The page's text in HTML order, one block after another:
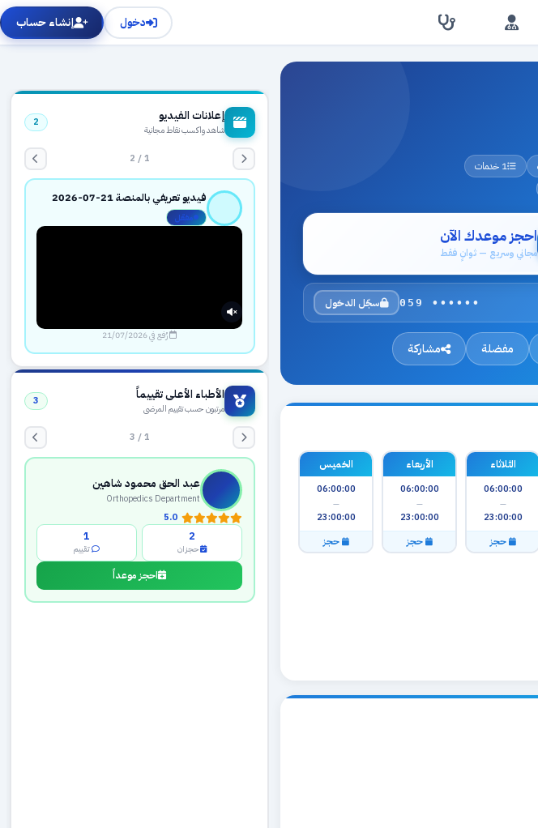
دخول إنشاء حساب
1 خدمات
احجز موعدك الآن
مجاني وسريع — ثوانٍ فقط
059 •••••• سجّل الدخول
مفضلة مشاركة
الثلاثاء
06:00:00
—
23:00:00
حجز
الأربعاء
06:00:00
—
23:00:00
حجز
الخميس
06:00:00
—
23:00:00
حجز
إعلانات الفيديو
شاهد واكسب نقاط مجانية
2
1 / 2
فيديو تعريفي بالمنصة 21-07-2026
مفعّل
رُفع في 21/07/2026
الأطباء الأعلى تقييماً
مرتبون حسب تقييم المرضى
3
1 / 3
عبد الحق محمود شاهين
Orthopedics Department
5.0
2
حجزان
1
تقييم
احجز موعداً